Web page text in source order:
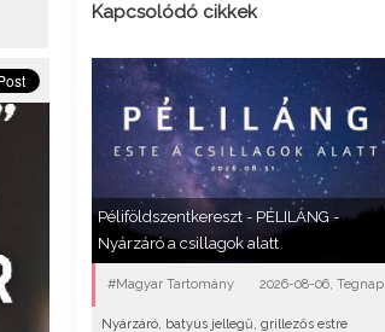
Kapcsolódó cikkek
Péliföldszentkereszt - PÉLILÁNG -
Nyárzáró a csillagok alatt
#Magyar Tartomány 2026-08-06, Tegnap
Nyárzáró, batyus jellegű, grillezős estre